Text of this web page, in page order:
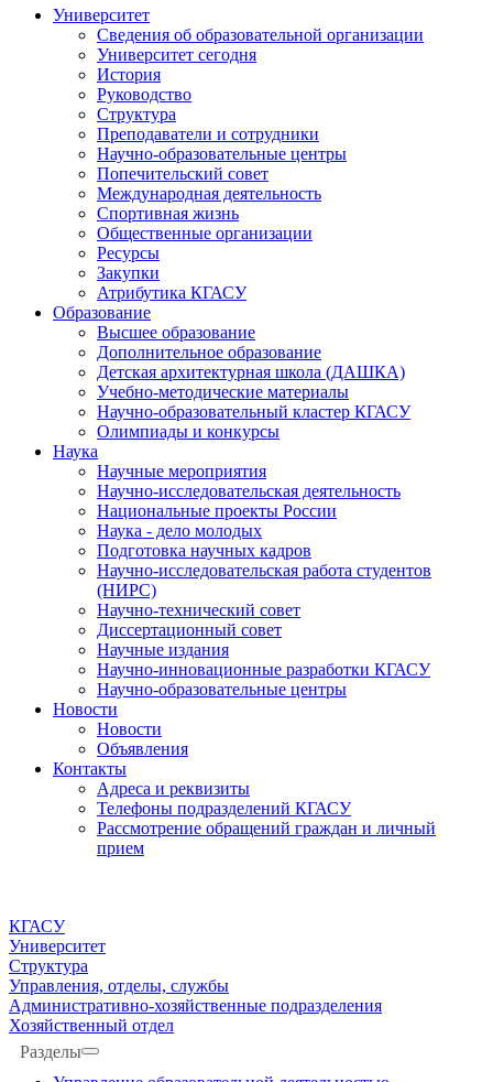
Университет
Сведения об образовательной организации
Университет сегодня
История
Руководство
Структура
Преподаватели и сотрудники
Научно-образовательные центры
Попечительский совет
Международная деятельность
Спортивная жизнь
Общественные организации
Ресурсы
Закупки
Атрибутика КГАСУ
Образование
Высшее образование
Дополнительное образование
Детская архитектурная школа (ДАШКА)
Учебно-методические материалы
Научно-образовательный кластер КГАСУ
Олимпиады и конкурсы
Наука
Научные мероприятия
Научно-исследовательская деятельность
Национальные проекты России
Наука - дело молодых
Подготовка научных кадров
Научно-исследовательская работа студентов
(НИРС)
Научно-технический совет
Диссертационный совет
Научные издания
Научно-инновационные разработки КГАСУ
Научно-образовательные центры
Новости
Новости
Объявления
Контакты
Адреса и реквизиты
Телефоны подразделений КГАСУ
Рассмотрение обращений граждан и личный
прием
КГАСУ
Университет
Структура
Управления, отделы, службы
Административно-хозяйственные подразделения
Хозяйственный отдел
Разделы